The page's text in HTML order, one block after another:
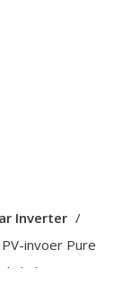
Inverter /
invoer Pure
1000W